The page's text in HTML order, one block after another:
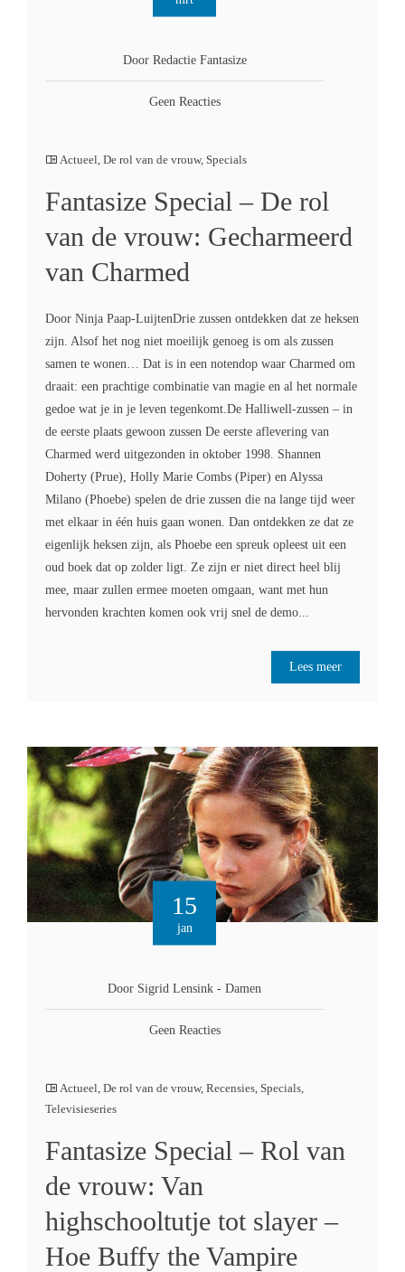
Door Redactie Fantasize
Geen Reacties
Actueel De rol van de vrouw, Specials
Fantasize Special – De rol
van de vrouw: Gecharmeerd
van Charmed
Door Ninja Paap-LuijtenDrie zussen ontdekken dat ze heksen
zijn. Alsof het nog niet moeilijk genoeg is om als zussen
samen te wonen… Dat is in een notendop waar Charmed om
draait: een prachtige combinatie van magie en al het normale
gedoe wat je in je leven tegenkomt.De Halliwell-zussen – in
de eerste plaats gewoon zussen De eerste aflevering van
Charmed werd uitgezonden in oktober 1998. Shannen
Doherty (Prue), Holly Marie Combs (Piper) en Alyssa
Milano (Phoebe) spelen de drie zussen die na lange tijd weer
met elkaar in één huis gaan wonen. Dan ontdekken ze dat ze
eigenlijk heksen zijn, als Phoebe een spreuk opleest uit een
oud boek dat op zolder ligt. Ze zijn er niet direct heel blij
mee, maar zullen ermee moeten omgaan, want met hun
hervonden krachten komen ook vrij snel de demo...
Lees meer
15
jan
Door Sigrid Lensink - Damen
Geen Reacties
Actueel De rol van de vrouw, Recensies Specials
Televisieseries
Fantasize Special – Rol van
de vrouw: Van
highschooltutje tot slayer –
Hoe Buffy the Vampire